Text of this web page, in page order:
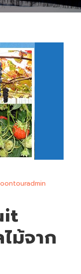
ม้จาก